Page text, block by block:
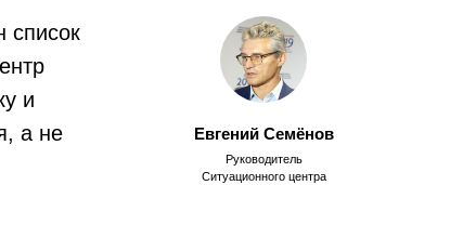
список
и
а не
Евгений Семёнов
Руководитель
Ситуационного центра